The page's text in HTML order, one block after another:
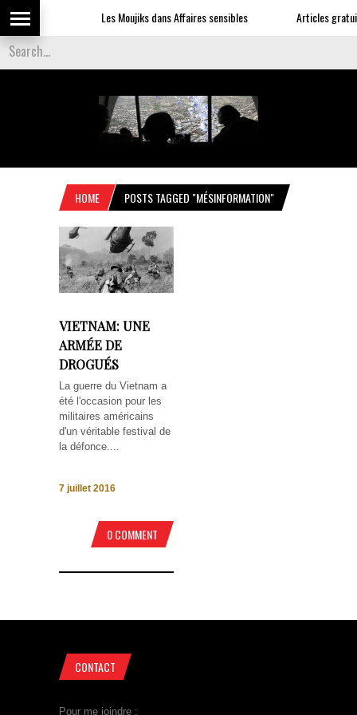
Les Moujiks dans Affaires sensibles Articles
HOME POSTS TAGGED "MÉSINFORMATION"
VIETNAM: UNE
ARMÉE DE
DROGUÉS
La guerre du Vietnam a
été l'occasion pour les
militaires américains
d'un véritable festival de
la défonce....
7 juillet 2016
0 COMMENT
CONTACT
Pour me joindre :